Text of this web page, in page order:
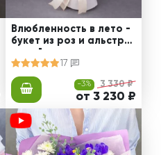
Влюбленность в лето -
букет из роз и альстро
мерий
17
-3% 3 330 ₽
от 3 230 ₽